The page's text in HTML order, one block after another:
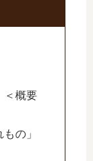
＜概要
の」